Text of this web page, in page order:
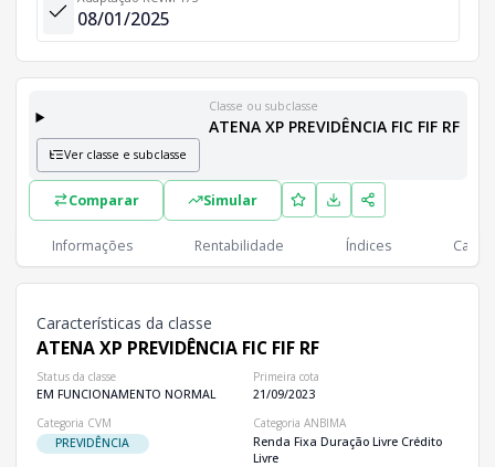
08/01/2025
Classes e Subclasses do Fundo
Lista completa de classes e subclasses disponíveis, incluindo
Classes
PLCotistas
Classe
ATENA XP PREVIDÊNCIA FIC FIF RF R$ 458,04 mi 1
Classe ou subclasse
ATENA XP PREVIDÊNCIA FIC FIF RF
Ver classe e subclasse
Comparar Simular
Informações Rentabilidade Índices
Características da classe
ATENA XP PREVIDÊNCIA FIC FIF RF
Status da classe
EM FUNCIONAMENTO NORMAL
Primeira cota
21/09/2023
Categoria CVM
PREVIDÊNCIA
Categoria ANBIMA
Renda Fixa Duração Livre Crédito
Livre